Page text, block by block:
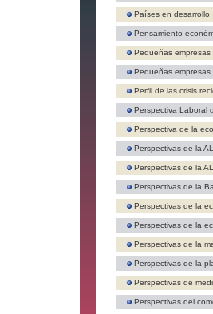
Países en
Pensamiento
Pequeñas
Pequeñas
Perfil de las crisis
Perspectiva Laboral
Perspectiva de la
Perspectivas de la
Perspectivas de la
Perspectivas de la
Perspectivas de la
Perspectivas de la
Perspectivas de la
Perspectivas de la
Perspectivas de
Perspectivas del